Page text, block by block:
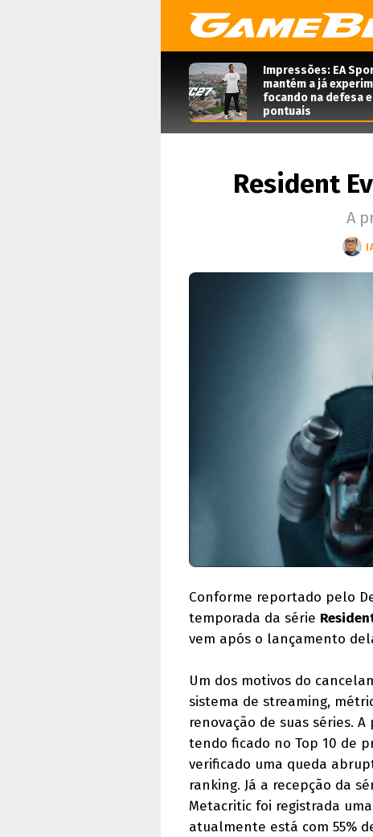
Impressões: EA
mantém a já
focando na defesa
pontuais
Resident
A
Conforme reportado pelo
temporada da série
vem após o lançamento
Um dos motivos do
sistema de streaming,
renovação de suas séries.
tendo ficado no Top 10 de
verificado uma queda
ranking. Já a recepção da
Metacritic foi registrada
atualmente está com 55%